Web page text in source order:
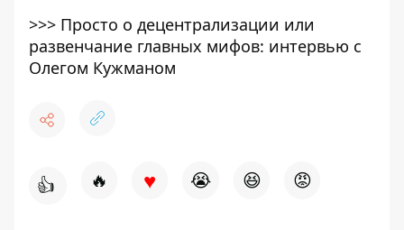
>>> Просто о децентрализации или
развенчание главных мифов: интервью с
Олегом Кужманом
👍 🔥 ♥ 😭 😆 😡